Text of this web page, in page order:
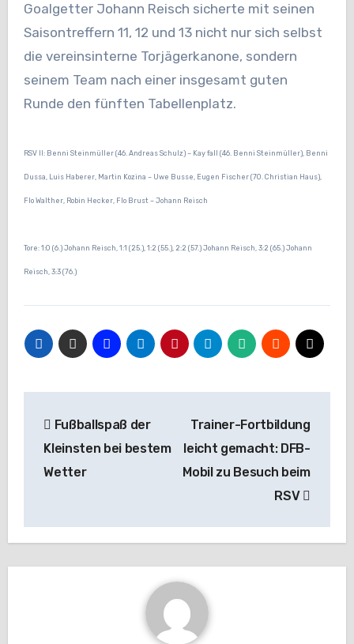
Goalgetter Johann Reisch sicherte mit seinen
Saisontreffern 11, 12 und 13 nicht nur sich selbst
die vereinsinterne Torjägerkanone, sondern
seinem Team nach einer insgesamt guten
Runde den fünften Tabellenplatz.
RSV II: Benni Steinmüller (46. Andreas Schulz) – Kay fall (46. Benni Steinmüller), Benni
Dussa, Luis Haberer, Martin Kozina – Uwe Busse, Eugen Fischer (70. Christian Haus),
Flo Walther, Robin Hecker, Flo Brust – Johann Reisch
Tore: 1:0 (6.) Johann Reisch, 1:1 (25.), 1:2 (55.), 2:2 (57.) Johann Reisch, 3:2 (65.) Johann
Reisch, 3:3 (76.)
Fußballspaß der
Kleinsten bei bestem
Wetter
Trainer-Fortbildung
leicht gemacht: DFB-
Mobil zu Besuch beim
RSV